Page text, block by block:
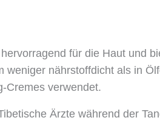
für die Haut und
nährstoffdicht als in
Cremes verwendet.
Ärzte während der